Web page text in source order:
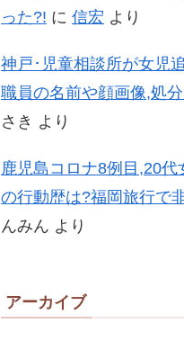
った?! に 信宏 より
神戸･児童相談所が女児
職員の名前や顔画像,処
さき より
鹿児島コロナ8例目,20代
の行動歴は?福岡旅行で
んみん より
アーカイブ